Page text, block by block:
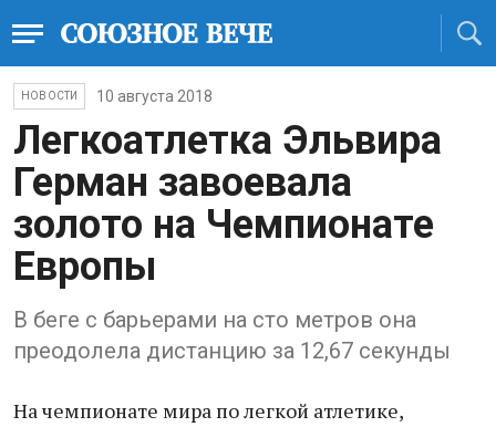
НОВОСТИ 10 августа 2018
Легкоатлетка Эльвира
Герман завоевала
золото на Чемпионате
Европы
В беге с барьерами на сто метров она
преодолела дистанцию за 12,67 секунды
На чемпионате мира по легкой атлетике,